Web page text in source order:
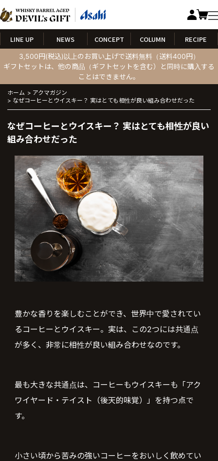
LINE UP NEWS CONCEPT COLUMN RECIPE
3,500円(税込)以上のお買い上げで送料無料（送料400円）
ギフトセットは、他の商品（ギフトセットを含む）と同時に購入する
ことはできません。
ホーム > アクマガジン
> なぜコーヒーとウイスキー？ 実はとても相性が良い組み合わせだった
なぜコーヒーとウイスキー？ 実はとても相性が良い
組み合わせだった
豊かな香りを楽しむことができ、世界中で愛されてい
るコーヒーとウイスキー。実は、この2つには共通点
が多く、非常に相性が良い組み合わせなのです。
最も大きな共通点は、コーヒーもウイスキーも「アク
ワイヤード・テイスト（後天的味覚）」を持つ点で
す。
小さい頃から苦みの強いコーヒーをおいしく飲めてい